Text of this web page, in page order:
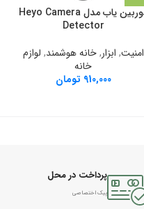
دوربین یاب مدل Heyo Camera
Detector
امنیت, ابزار,خانه هوشمند, لوازم
خانه
910,000 تومان
پرداخت در محل
پیک اختصاصی